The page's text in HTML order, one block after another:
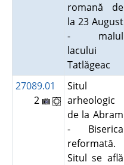
romană de
la 23 August
- malul
lacului
Tatlăgeac
27089.01
2
Situl
arheologic
de la Abram
- Biserica
reformată.
Situl se află